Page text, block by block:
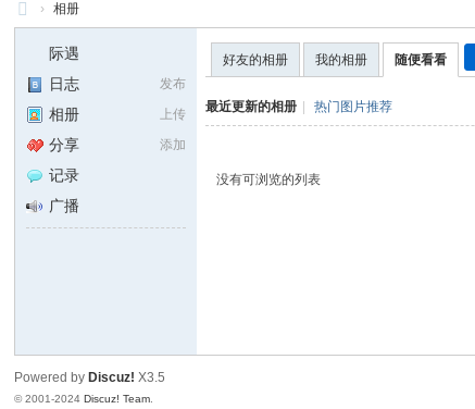
索
山
户
外
樵
› 相册
际遇
发布
日志
上传
相册
添加
分享
记录
广播
好友的相册 我的相册 随便看看
最近更新的相册 热门图片推荐
没有可浏览的列表
Powered by Discuz! X3.5
© 2001-2024Discuz! Team